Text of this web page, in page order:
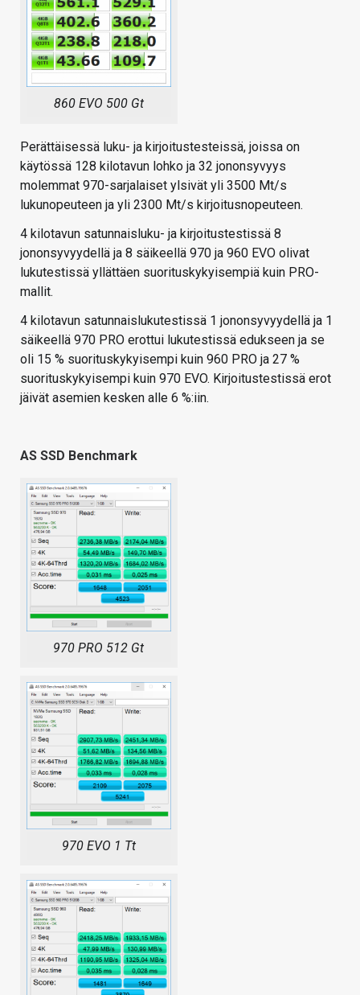
860 EVO 500 Gt
Perättäisessä luku- ja kirjoitustesteissä, joissa on
käytössä 128 kilotavun lohko ja 32 jononsyvyys
molemmat 970-sarjalaiset ylsivät yli 3500 Mt/s
lukunopeuteen ja yli 2300 Mt/s kirjoitusnopeuteen.
4 kilotavun satunnaisluku- ja kirjoitustestissä 8
jononsyvyydellä ja 8 säikeellä 970 ja 960 EVO olivat
lukutestissä yllättäen suorituskykyisempiä kuin PRO-
mallit.
4 kilotavun satunnaislukutestissä 1 jononsyvyydellä ja 1
säikeellä 970 PRO erottui lukutestissä edukseen ja se
oli 15 % suorituskykyisempi kuin 960 PRO ja 27 %
suorituskykyisempi kuin 970 EVO. Kirjoitustestissä erot
jäivät asemien kesken alle 6 %:iin.
AS SSD Benchmark
970 PRO 512 Gt
970 EVO 1 Tt